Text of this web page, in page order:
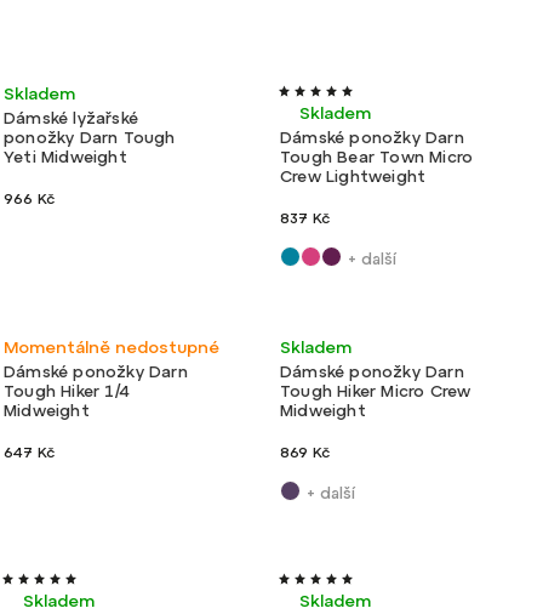
Lehké
Dámské lyžařské
ponožky Darn Tough
Yeti Midweight
Skladem
966 Kč
Velmi lehké
Dámské ponožky Darn
Tough Bear Town Micro
Crew Lightweight
Skladem
837 Kč
+ další
Lehké
Dámské ponožky Darn
Tough Hiker 1/4
Midweight
Momentálně nedostupné
647 Kč
Lehké
Dámské ponožky Darn
Tough Hiker Micro Crew
Midweight
Skladem
869 Kč
+ další
Velmi lehké
Skladem
Velmi lehké
Skladem